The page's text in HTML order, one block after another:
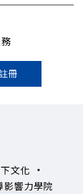
冊
文化
影響力學院